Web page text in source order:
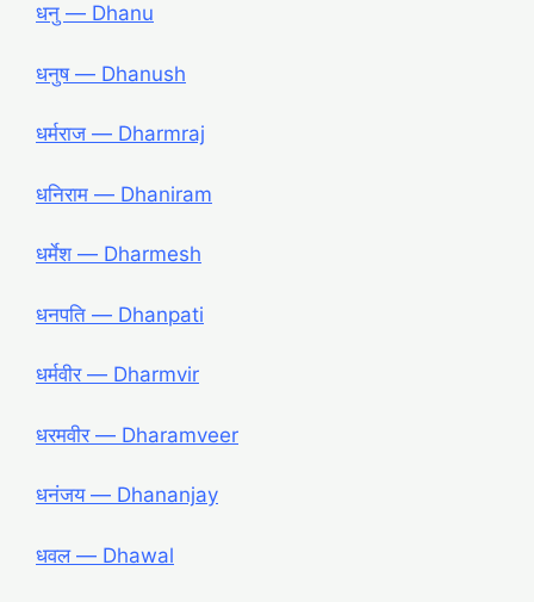
धनु — Dhanu
धनुष — Dhanush
धर्मराज — Dharmraj
धनिराम — Dhaniram
धर्मेश — Dharmesh
धनपति — Dhanpati
धर्मवीर — Dharmvir
धरमवीर — Dharamveer
धनंजय — Dhananjay
धवल — Dhawal